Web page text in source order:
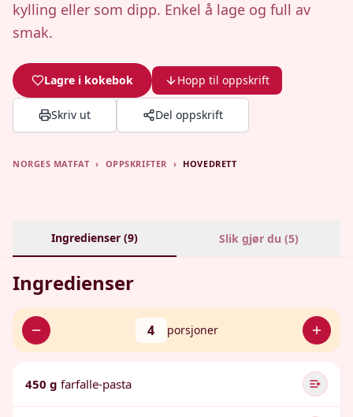
kylling eller som dipp. Enkel å lage og full av
smak.
Lagre i kokebok Hopp til oppskrift
Skriv ut Del oppskrift
NORGES MATFAT › OPPSKRIFTER › HOVEDRETT
Ingredienser (9) Slik gjør du (5)
Ingredienser
4 porsjoner
450 g farfalle-pasta